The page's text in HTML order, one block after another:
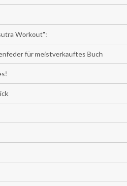
Workout":
für meistverkauftes Buch